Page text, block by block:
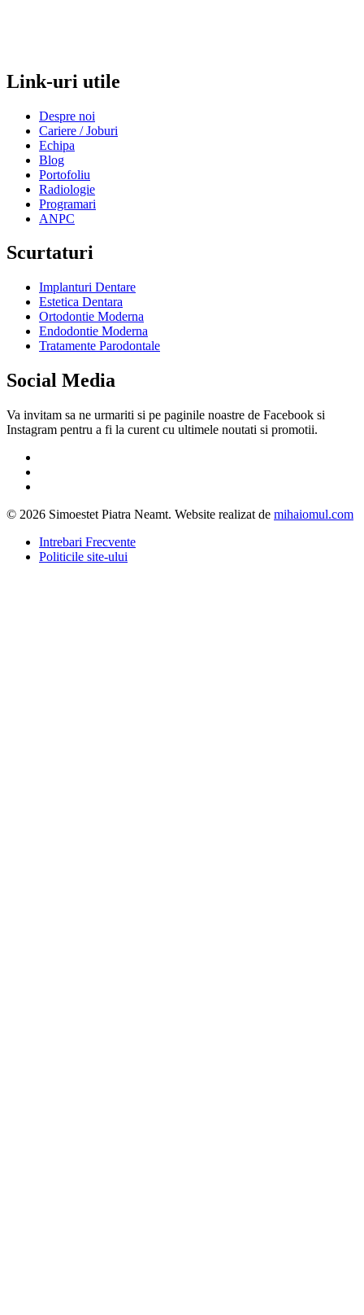
Link-uri utile
Despre noi
Cariere / Joburi
Echipa
Blog
Portofoliu
Radiologie
Programari
ANPC
Scurtaturi
Implanturi Dentare
Estetica Dentara
Ortodontie Moderna
Endodontie Moderna
Tratamente Parodontale
Social Media
Va invitam sa ne urmariti si pe paginile noastre de Facebook si
Instagram pentru a fi la curent cu ultimele noutati si promotii.
© 2026 Simoestet Piatra Neamt. Website realizat de mihaiomul.com
Intrebari Frecvente
Politicile site-ului